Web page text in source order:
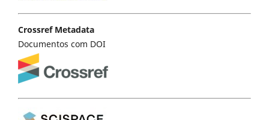
Crossref Metadata
Documentos com DOI